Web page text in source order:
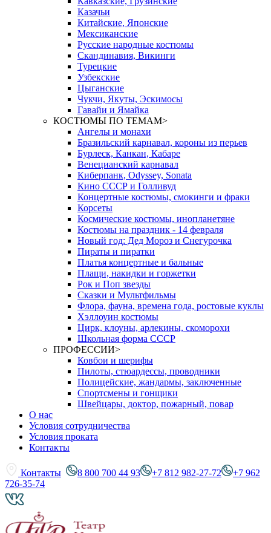
Казачьи
Китайские, Японские
Мексиканские
Русские народные костюмы
Скандинавия, Викинги
Турецкие
Узбекские
Цыганские
Чукчи, Якуты, Эскимосы
Гавайи и Ямайка
КОСТЮМЫ ПО ТЕМАМ>
Ангелы и монахи
Бразильский карнавал, короны из перьев
Бурлеск, Канкан, Кабаре
Венецианский карнавал
Киберпанк, Odyssey, Sonata
Кино СССР и Голливуд
Концертные костюмы, смокинги и фраки
Корсеты
Космические костюмы, инопланетяне
Костюмы на праздник - 14 февраля
Новый год: Дед Мороз и Снегурочка
Пираты и пиратки
Платья концертные и бальные
Плащи, накидки и горжетки
Рок и Поп звезды
Сказки и Мультфильмы
Флора, фауна, времена года, ростовые куклы
Хэллоуин костюмы
Цирк, клоуны, арлекины, скоморохи
Школьная форма СССР
ПРОФЕССИИ>
Ковбои и шерифы
Пилоты, стюардессы, проводники
Полицейские, жандармы, заключенные
Спортсмены и гонщики
Швейцары, доктор, пожарный, повар
О нас
Условия сотрудничества
Условия проката
Контакты
Контакты 8 800 700 44 93 +7 812 982-27-72
+7 962
726-35-74